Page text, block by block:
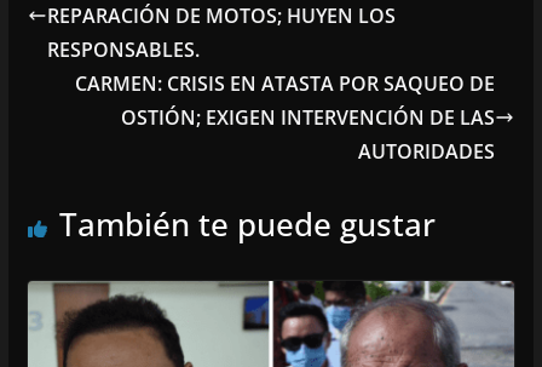
REPARACIÓN DE MOTOS; HUYEN LOS
RESPONSABLES.
CARMEN: CRISIS EN ATASTA POR SAQUEO DE
OSTIÓN; EXIGEN INTERVENCIÓN DE LAS
AUTORIDADES
También te puede gustar